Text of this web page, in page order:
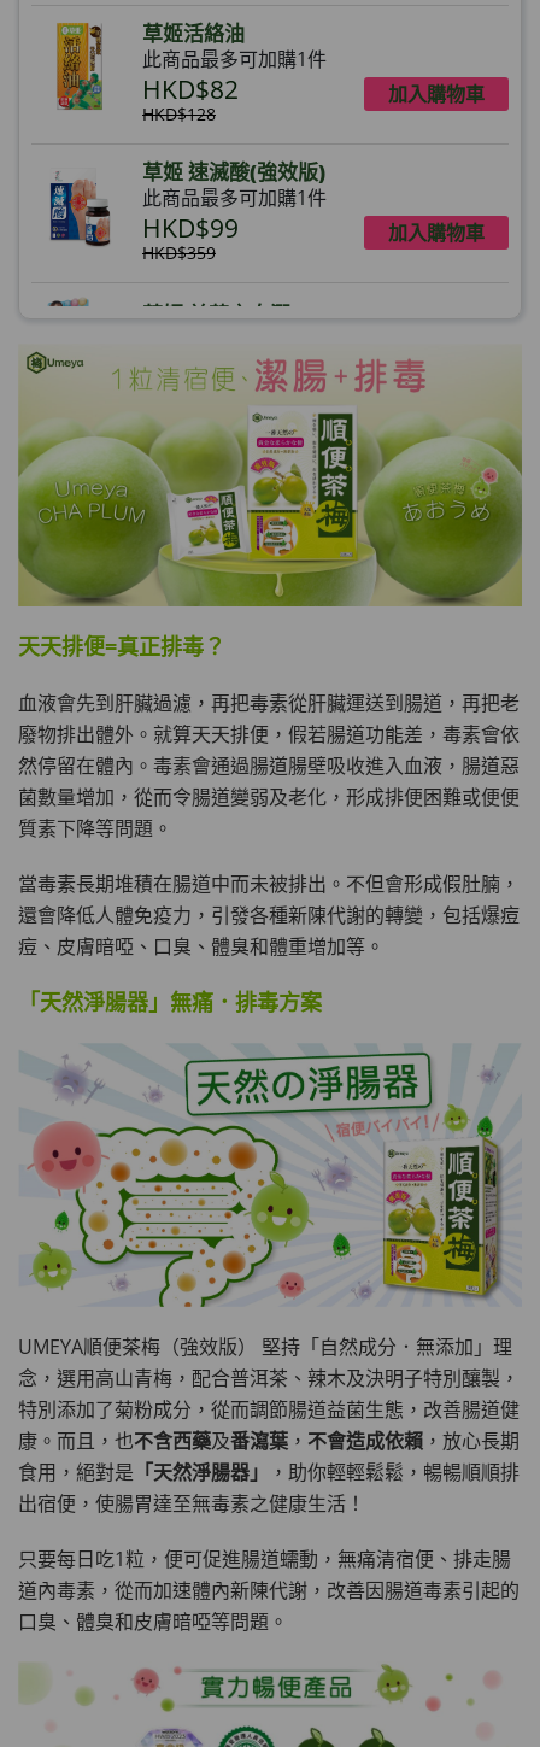
草姬活絡油
此商品最多可加購1件
HKD$82
HKD$128
加入購物車
草姬 速滅酸(強效版)
此商品最多可加購1件
HKD$99
HKD$359
加入購物車
草姬 益菌之白潤
HKD$99 加入購物車
草姬 調經緊緻寶(27年2月到期)
此商品最多可加購1件
HKD$169
HKD$369
加入購物車
男補精力丸5:1 (到期日2028年1月)
此商品最多可加購1件
HKD$169
HKD$449
理膚泉 無香大哥大防曬 50ml (2027年4
月)
此商品最多可加購1件
HKD$88
HKD$145
加入購物車
Round Lab 白樺樹水份防曬霜 50ml
(到期日2027年2月)
此商品最多可加購1件
HKD$85
HKD$145
天天排便=真正排毒？
血液會先到肝臟過濾，再把毒素從肝臟運送到腸道，再把老
廢物排出體外。就算天天排便，假若腸道功能差，毒素會依
然停留在體內。毒素會通過腸道腸壁吸收進入血液，腸道惡
菌數量增加，從而令腸道變弱及老化，形成排便困難或便便
質素下降等問題。
當毒素長期堆積在腸道中而未被排出。不但會形成假肚腩，
還會降低人體免疫力，引發各種新陳代謝的轉變，包括爆痘
痘、皮膚暗啞、口臭、體臭和體重增加等。
「天然淨腸器」無痛．排毒方案
UMEYA順便茶梅（強效版） 堅持「自然成分．無添加」理
念，選用高山青梅，配合普洱茶、辣木及決明子特別釀製，
特別添加了菊粉成分，從而調節腸道益菌生態，改善腸道健
康。而且，也不含西藥及番瀉葉 ， 不會造成依賴 ，放心長期
食用，絕對是 「天然淨腸器」
，助你輕輕鬆鬆，暢暢順順排
出宿便，使腸胃達至無毒素之健康生活！
只要每日吃1粒，便可促進腸道蠕動，無痛清宿便、排走腸
道內毒素，從而加速體內新陳代謝，改善因腸道毒素引起的
口臭、體臭和皮膚暗啞等問題。